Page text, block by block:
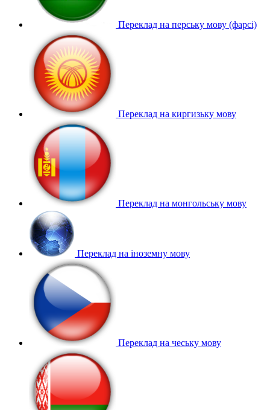
Переклад на перську мову (фарсі)
Переклад на киргизьку мову
Переклад на монгольську мову
Переклад на іноземну мову
Переклад на чеську мову